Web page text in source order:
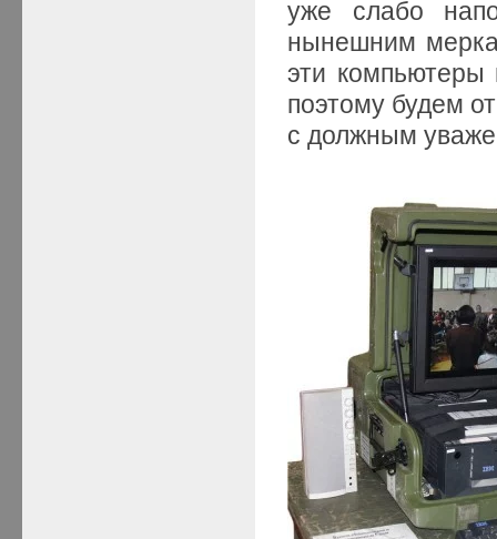
уже слабо
нынешним
эти
поэтому будем
с должным